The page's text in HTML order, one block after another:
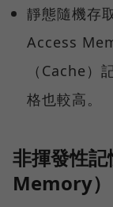
靜態隨機存
Access
（Cache）
格也較高。
非揮發性
Memory）